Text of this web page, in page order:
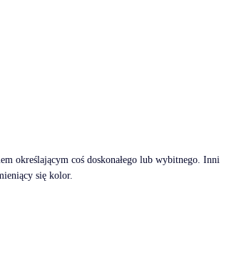
określającym coś doskonałego lub wybitnego. Inni
się kolor.